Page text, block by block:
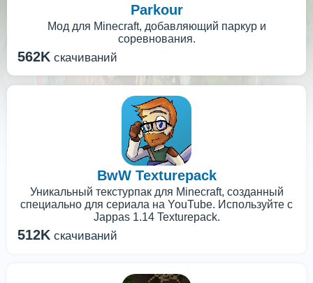
Parkour
Мод для Minecraft, добавляющий паркур и
соревнования.
562K скачиваний
BwW Texturepack
Уникальный текстурпак для Minecraft, созданный
специально для сериала на YouTube. Используйте с
Jappas 1.14 Texturepack.
512K скачиваний